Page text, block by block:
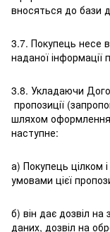
вносяться до бази
3.7. Покупець несе
наданої
3.8. Укладаючи
пропозиції
шляхом
наступне:
а) Покупець цілком
умовами цієї
б) він дає дозвіл
даних, дозвіл на